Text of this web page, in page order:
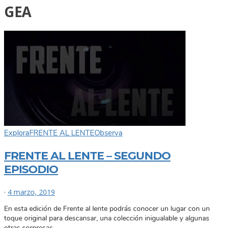
GEA
ExploraFRENTE AL LENTEObserva
FRENTE AL LENTE – SEGUNDO
EPISODIO
· 4 marzo, 2019
En esta edición de Frente al lente podrás conocer un lugar con un
toque original para descansar, una colección inigualable y algunas